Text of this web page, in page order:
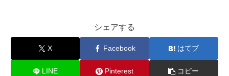
シェアする
X Facebook はてブ
LINE Pinterest コピー